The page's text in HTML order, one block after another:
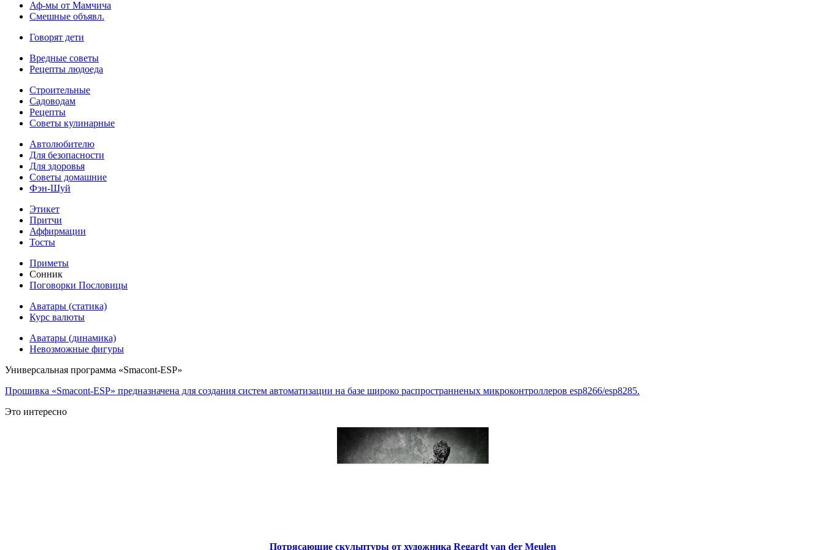
Аф-мы от Мамчича
Смешные объявл.
Говорят дети
Вредные советы
Рецепты людоеда
Строительные
Садоводам
Рецепты
Советы кулинарные
Автолюбителю
Для безопасности
Для здоровья
Советы домашние
Фэн-Шуй
Этикет
Притчи
Аффирмации
Тосты
Приметы
Сонник
Поговорки Пословицы
Аватары (статика)
Курс валюты
Аватары (динамика)
Невозможные фигуры
Универсальная программа «Smacont-ESP»
Прошивка «Smacont-ESP» предназначена для создания систем автоматизации на базе широко распространненых микроконтроллеров esp8266/esp8285.
Это интересно
Потрясающие скульптуры от художника Regardt van der Meulen